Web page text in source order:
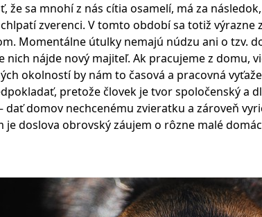
že sa mnohí z nás cítia osamelí, má za
zverenci. V tomto období sa totiž výrazne
Momentálne útulky nemajú núdzu ani o tzv.
nich nájde nový majiteľ. Ak pracujeme z domu,
okolností by nám to časová a pracovná
pretože človek je tvor spoločenský a
dať domov nechcenému zvieratku a zároveň
je doslova obrovský záujem o rôzne malé